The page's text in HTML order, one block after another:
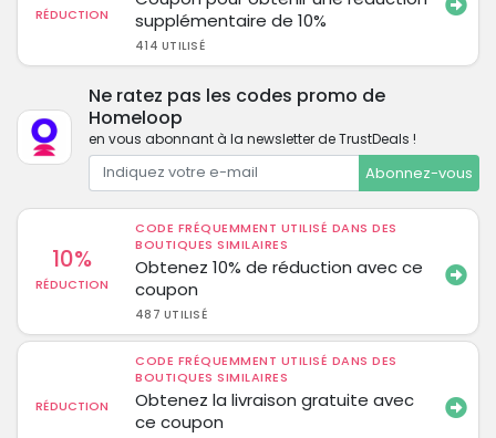
RÉDUCTION
supplémentaire de 10%
414 UTILISÉ
Ne ratez pas les codes promo de
Homeloop
en vous abonnant à la newsletter de TrustDeals !
Abonnez-vous
10%
RÉDUCTION
CODE FRÉQUEMMENT UTILISÉ DANS DES
BOUTIQUES SIMILAIRES
Obtenez 10% de réduction avec ce
coupon
487 UTILISÉ
RÉDUCTION
CODE FRÉQUEMMENT UTILISÉ DANS DES
BOUTIQUES SIMILAIRES
Obtenez la livraison gratuite avec
ce coupon